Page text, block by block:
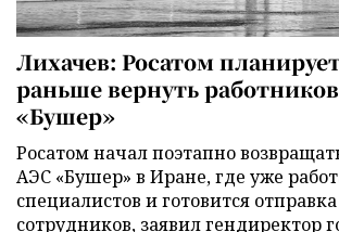
Лихачев: Росатом
раньше вернуть
«Бушер»
Росатом начал поэтапно
АЭС «Бушер» в Иране, где уже
специалистов и готовится
сотрудников, заявил гендиректор